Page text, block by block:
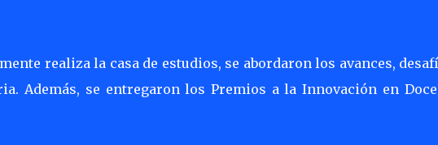
realiza la casa de estudios, se abordaron los avances,
Además, se entregaron los Premios a la Innovación en